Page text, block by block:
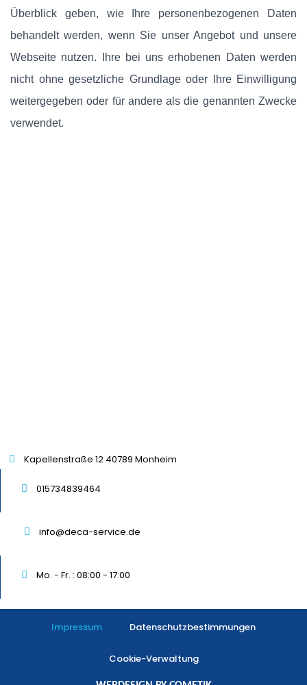
Überblick geben, wie Ihre personenbezogenen Daten
behandelt werden, wenn Sie unser Angebot und unsere
Webseite nutzen. Ihre bei uns erhobenen Daten werden
nicht ohne gesetzliche Grundlage oder Ihre Einwilligung
weitergegeben oder für andere als die genannten Zwecke
verwendet.
Kapellenstraße 12 40789 Monheim
015734839464
info@deca-service.de
Mo. - Fr. : 08:00 - 17:00
Impressum Datenschutzbestimmungen
Cookie-Verwaltung